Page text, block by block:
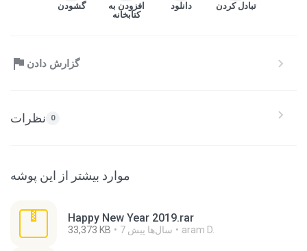
گشودن
افزودن به
کتابخانه
دانلود تبادل کردن
گزارش دادن
نظرات 0
موارد بیشتر از این پوشه
Happy New Year 2019.rar
33,373 KB 7 سال‌ها پیش aram D.